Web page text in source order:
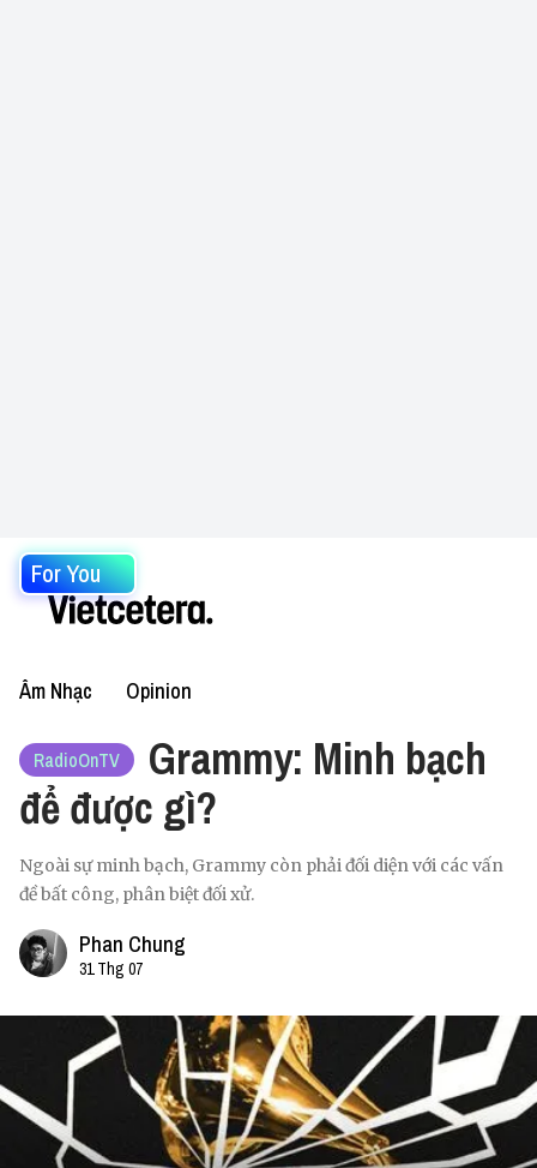
For You
Âm Nhạc Opinion
RadioOnTV
Grammy: Minh bạch
để được gì?
Ngoài sự minh bạch, Grammy còn phải đối diện với các vấn
đề bất công, phân biệt đối xử.
Phan Chung
31 Thg 07